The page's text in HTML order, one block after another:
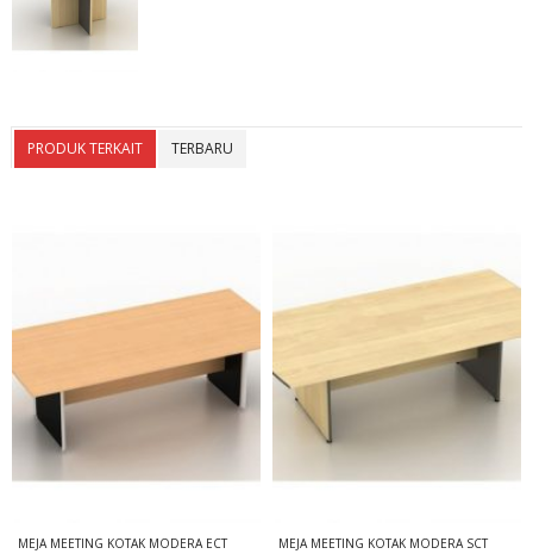
PRODUK TERKAIT TERBARU
MEJA MEETING KOTAK MODERA ECT
MEJA MEETING KOTAK MODERA SCT